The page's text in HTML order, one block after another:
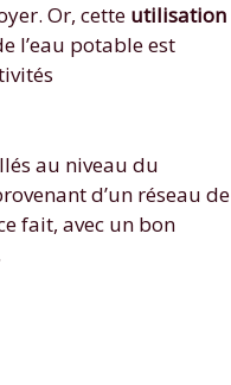
Or, cette utilisation
l’eau potable est
au niveau du
d’un réseau de
fait, avec un bon